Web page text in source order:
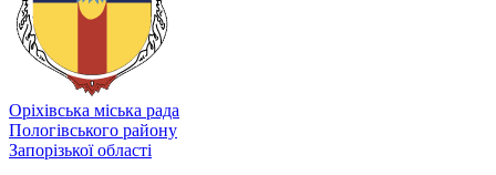
Оріхівська міська рада
Пологівського району
Запорізької області